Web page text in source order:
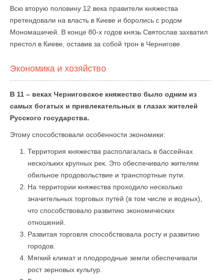
Всю вторую половину 12 века правители княжества
претендовали на власть в Киеве и боролись с родом
Мономашичей. В конце 80-х годов князь Святослав захватил
престол в Киеве, оставив за собой трон в Чернигове.
Экономика и хозяйство
В 11 – веках Черниговское княжество было одним из
самых богатых и привлекательных в глазах жителей
Русского государства.
Этому способствовали особенности экономики:
Территория княжества располагалась в бассейнах
нескольких крупных рек. Это обеспечивало жителям
обильное продовольствие и транспортные пути.
На территории княжества проходило несколько
значительных торговых путей (в том числе и водных),
что способствовало развитию экономических
отношений.
Развитая торговля способствовала росту и развитию
городов.
Мягкий климат и плодородные земли обеспечивали
рост зерновых культур.